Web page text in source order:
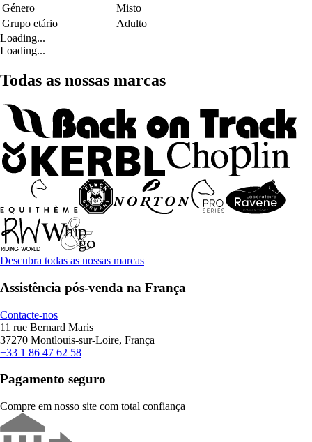
Género
Misto
Grupo etário
Adulto
Loading...
Loading...
Todas as nossas marcas
Descubra todas as nossas marcas
Assistência pós-venda na França
Contacte-nos
11 rue Bernard Maris
37270 Montlouis-sur-Loire, França
+33 1 86 47 62 58
Pagamento seguro
Compre em nosso site com total confiança